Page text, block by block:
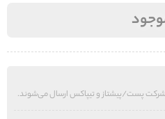
پست/پیشتاز و تیپاکس ارسال می‌شوند.